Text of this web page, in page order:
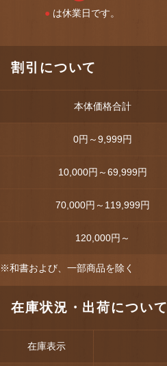
● は休業日です。
割引について
本体価格合計
0円～9,999円
10,000円～69,999円
70,000円～119,999円
120,000円～
※和書および、一部商品を除く
在庫状況・出荷について
在庫表示